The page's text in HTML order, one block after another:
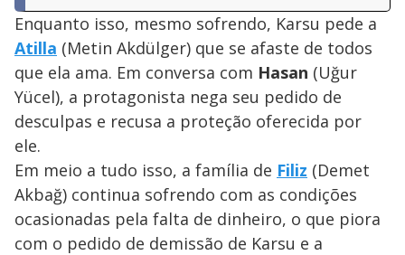
Enquanto isso, mesmo sofrendo, Karsu pede a
Atilla (Metin Akdülger) que se afaste de todos
que ela ama. Em conversa com Hasan (Uğur
Yücel), a protagonista nega seu pedido de
desculpas e recusa a proteção oferecida por
ele.
Em meio a tudo isso, a família de Filiz (Demet
Akbağ) continua sofrendo com as condições
ocasionadas pela falta de dinheiro, o que piora
com o pedido de demissão de Karsu e a